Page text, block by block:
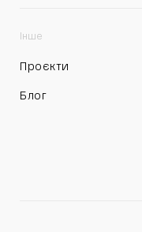
Інше
Проєкти
Блог